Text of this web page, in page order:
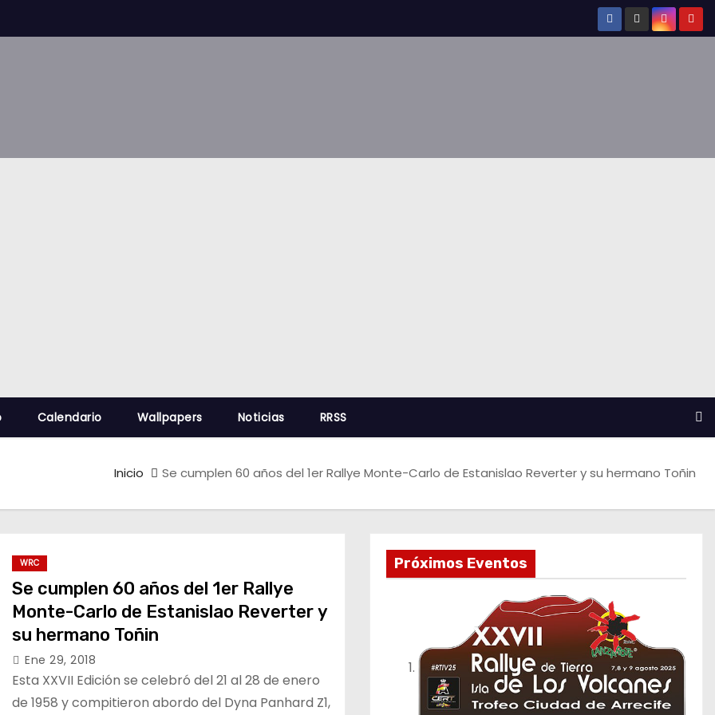
Calendario Wallpapers Noticias RRSS
Inicio Se cumplen 60 años del 1er Rallye Monte-Carlo de Estanislao Reverter y su hermano Toñin
WRC
Se cumplen 60 años del 1er Rallye
Monte-Carlo de Estanislao Reverter y
su hermano Toñin
Ene 29, 2018
Esta XXVII Edición se celebró del 21 al 28 de enero
de 1958 y compitieron abordo del Dyna Panhard Z1,
Próximos Eventos